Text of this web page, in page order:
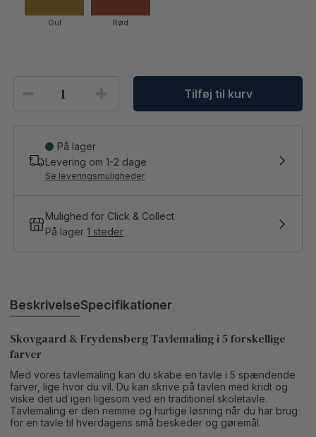
Gul Rød
Tilføj til kurv
På lager
Levering om1-2 dage
Se leveringsmuligheder
Mulighed for Click & Collect
På lager1 steder
BeskrivelseSpecifikationer
Skovgaard & Frydensberg Tavlemaling i 5 forskellige
farver
Med vores tavlemaling kan du skabe en tavle i 5 spændende
farver, lige hvor du vil. Du kan skrive på tavlen med kridt og
viske det ud igen ligesom ved en traditionel skoletavle.
Tavlemaling er den nemme og hurtige løsning når du har brug
for en tavle til hverdagens små beskeder og gøremål.